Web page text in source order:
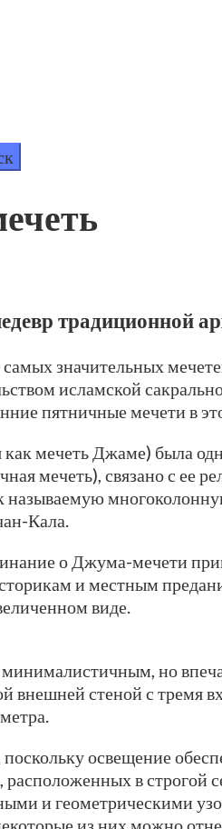
традиционной
значительных
исламской
пятничные мечети в
мечеть Джаме) была
мечеть), связано с
называемую
Кала.
о Джума-мечети
и местным
виде.
минималистичным, но
стеной с тремя
освещение
в строгой
и геометрическими